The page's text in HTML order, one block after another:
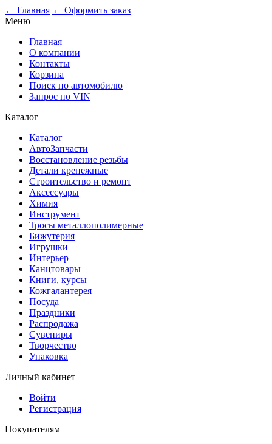
← Главная ← Оформить заказ
Меню
Главная
О компании
Контакты
Корзина
Поиск по автомобилю
Запрос по VIN
Каталог
Каталог
АвтоЗапчасти
Восстановление резьбы
Детали крепежные
Строительство и ремонт
Аксессуары
Химия
Инструмент
Тросы металлополимерные
Бижутерия
Игрушки
Интерьер
Канцтовары
Книги, курсы
Кожгалантерея
Посуда
Праздники
Распродажа
Сувениры
Творчество
Упаковка
Личный кабинет
Войти
Регистрация
Покупателям